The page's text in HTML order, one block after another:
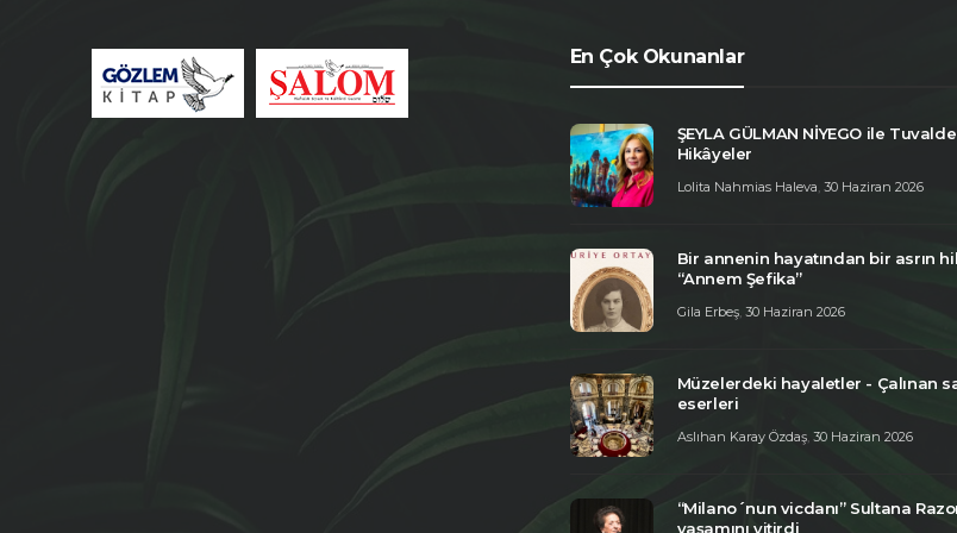
En Çok Okunanlar
ŞEYLA GÜLMAN NİYEGO ile Tuvalde
Hikâyeler
Lolita Nahmias Haleva, 30 Haziran 2026
Bir annenin hayatından bir asrın
“Annem Şefika”
Gila Erbeş, 30 Haziran 2026
Müzelerdeki hayaletler - Çalınan
eserleri
Aslıhan Karay Özdaş, 30 Haziran 2026
“Milano´nun vicdanı” Sultana
yaşamını yitirdi